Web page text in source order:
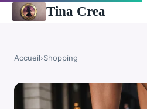
Tina Crea
Accueil›Shopping